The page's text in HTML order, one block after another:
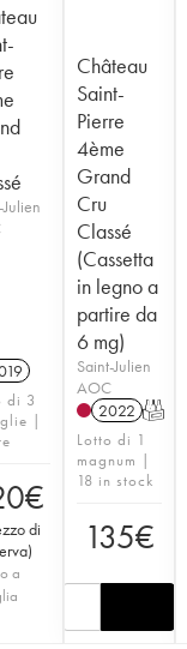
di 3
|
€
di
)
a
Château
Saint-
Pierre
4ème
Grand
Cru
Classé
(Cassetta
in legno a
partire da
6 mg)
Saint-Julien
AOC
2022 T
Lotto di 1
magnum |
18 in stock
135€